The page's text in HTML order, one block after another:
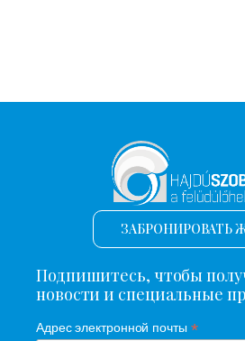
ЗАБРОНИРОВАТЬ
Подпишитесь, чтобы
новости и специальные
Адрес электронной почты *